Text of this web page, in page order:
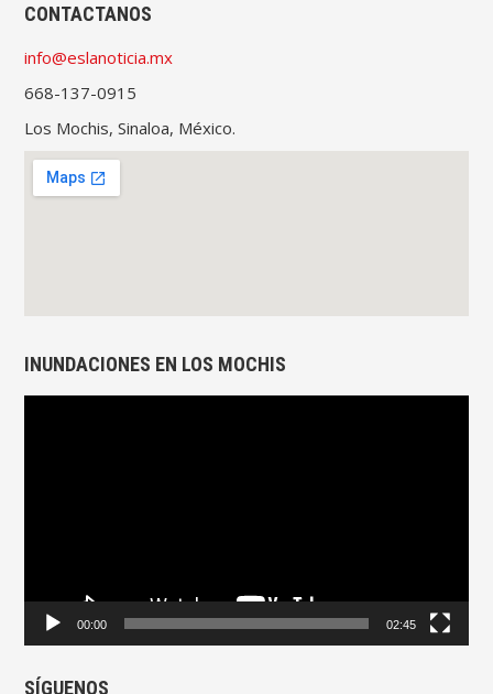
CONTACTANOS
info@eslanoticia.mx
668-137-0915
Los Mochis, Sinaloa, México.
INUNDACIONES EN LOS MOCHIS
00:00 02:45
SÍGUENOS